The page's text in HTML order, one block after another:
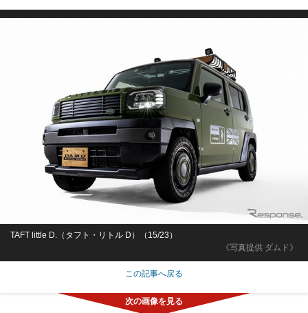
《写真提供 ダムド》
TAFT little D.（タフト・リトル D）（15/23）
この記事へ戻る